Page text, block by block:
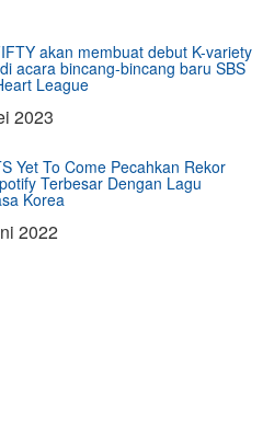
akan membuat debut K-variety
acara bincang-bincang baru SBS
League
2023
Yet To Come Pecahkan Rekor
Terbesar Dengan Lagu
Korea
2022